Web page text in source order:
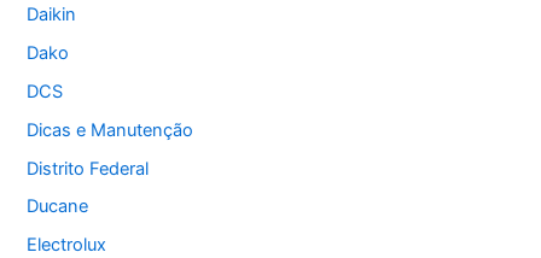
Daikin
Dako
DCS
Dicas e Manutenção
Distrito Federal
Ducane
Electrolux